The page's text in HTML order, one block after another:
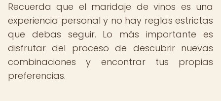
Recuerda que el maridaje de vinos es una
experiencia personal y no hay reglas estrictas
que debas seguir. Lo más importante es
disfrutar del proceso de descubrir nuevas
combinaciones y encontrar tus propias
preferencias.